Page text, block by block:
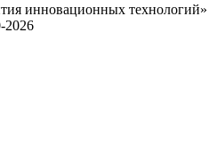
инновационных технологий»
2026